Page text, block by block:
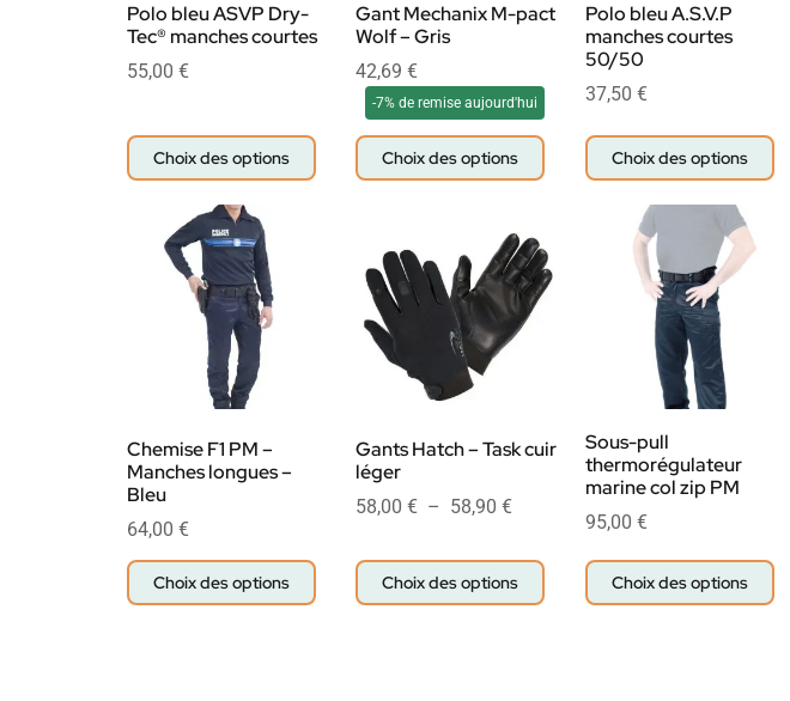
Polo bleu ASVP Dry-
Tec® manches courtes
55,00 €
Choix des options
Gant Mechanix M-pact
Wolf – Gris
42,69€
-7% de remise aujourd'hui
Choix des options
Polo bleu A.S.V.P
manches courtes
50/50
37,50 €
Choix des options
Chemise F1 PM –
Manches longues –
Bleu
64,00 €
Choix des options
Gants Hatch – Task cuir
léger
58,00€ – 58,90€
Choix des options
Sous-pull
thermorégulateur
marine col zip PM
95,00 €
Choix des options